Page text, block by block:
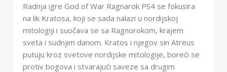
Radnja igre God of War Ragnarok PS4 se fokusira
na lik Kratosa, koji se sada nalazi u nordijskoj
mitologiji i suočava se sa Ragnorokom, krajem
sveta i sudnjim danom. Kratos i njegov sin Atreus
putuju kroz svetove nordijske mitologije, boreći se
protiv bogova i stvarajući saveze sa drugim